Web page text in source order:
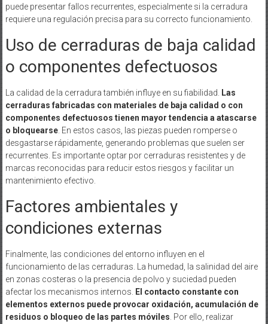
puede presentar fallos recurrentes, especialmente si la cerradura
requiere una regulación precisa para su correcto funcionamiento.
Uso de cerraduras de baja calidad
o componentes defectuosos
La calidad de la cerradura también influye en su fiabilidad. Las
cerraduras fabricadas con materiales de baja calidad o con
componentes defectuosos tienen mayor tendencia a atascarse
o bloquearse. En estos casos, las piezas pueden romperse o
desgastarse rápidamente, generando problemas que suelen ser
recurrentes. Es importante optar por cerraduras resistentes y de
marcas reconocidas para reducir estos riesgos y facilitar un
mantenimiento efectivo.
Factores ambientales y
condiciones externas
Finalmente, las condiciones del entorno influyen en el
funcionamiento de las cerraduras. La humedad, la salinidad del aire
en zonas costeras o la presencia de polvo y suciedad pueden
afectar los mecanismos internos. El contacto constante con
elementos externos puede provocar oxidación, acumulación de
residuos o bloqueo de las partes móviles. Por ello, realizar